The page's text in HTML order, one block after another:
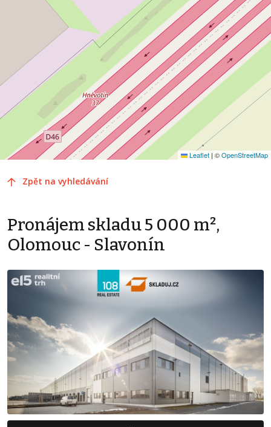
Leaflet | ©OpenStreetMap
Zpět na vyhledávání
Pronájem skladu 5 000 m²,
Olomouc - Slavonín